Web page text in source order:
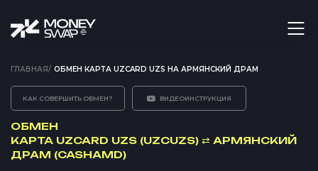
ГЛАВНАЯ/ ОБМЕН КАРТА UZCARD UZS НА АРМЯНСКИЙ ДРАМ
КАК СОВЕРШИТЬ ОБМЕН? ВИДЕОИНСТРУКЦИЯ
ОБМЕН
КАРТА UZCARD UZS (UZCUZS) ⇄ АРМЯНСКИЙ
ДРАМ (CASHAMD)